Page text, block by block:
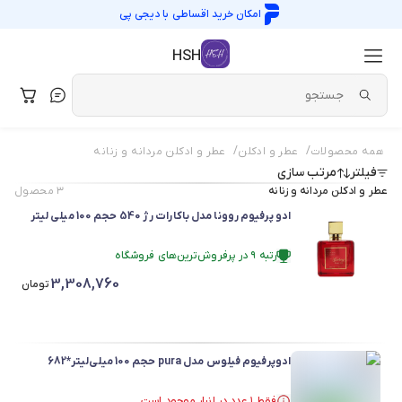
امکان خرید اقساطی بادیجی پی
HSH
همه محصولات/ عطر و ادکلن/ عطر و ادکلن مردانه و زنانه
فیلتر مرتب سازی
عطر و ادکلن مردانه و زنانه ۳محصول
ادو پرفیوم روونا مدل باکارات رژ 540 حجم 100 میلی لیتر
رتبه ۹ در پرفروش‌ترین‌های فروشگاه
3,308,760تومان
ادوپرفیوم فیلوس مدل pura حجم 100 میلی‌لیتر*682